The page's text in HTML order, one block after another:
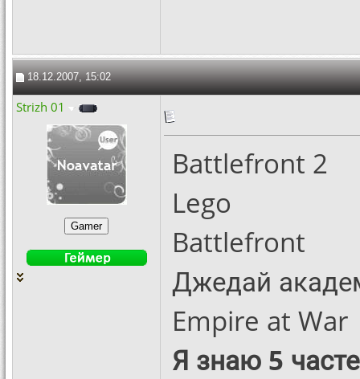
18.12.2007, 15:02
Strizh 01
Battlefront 2
Lego
Battlefront
Джедай
Empire at War
Я знаю 5